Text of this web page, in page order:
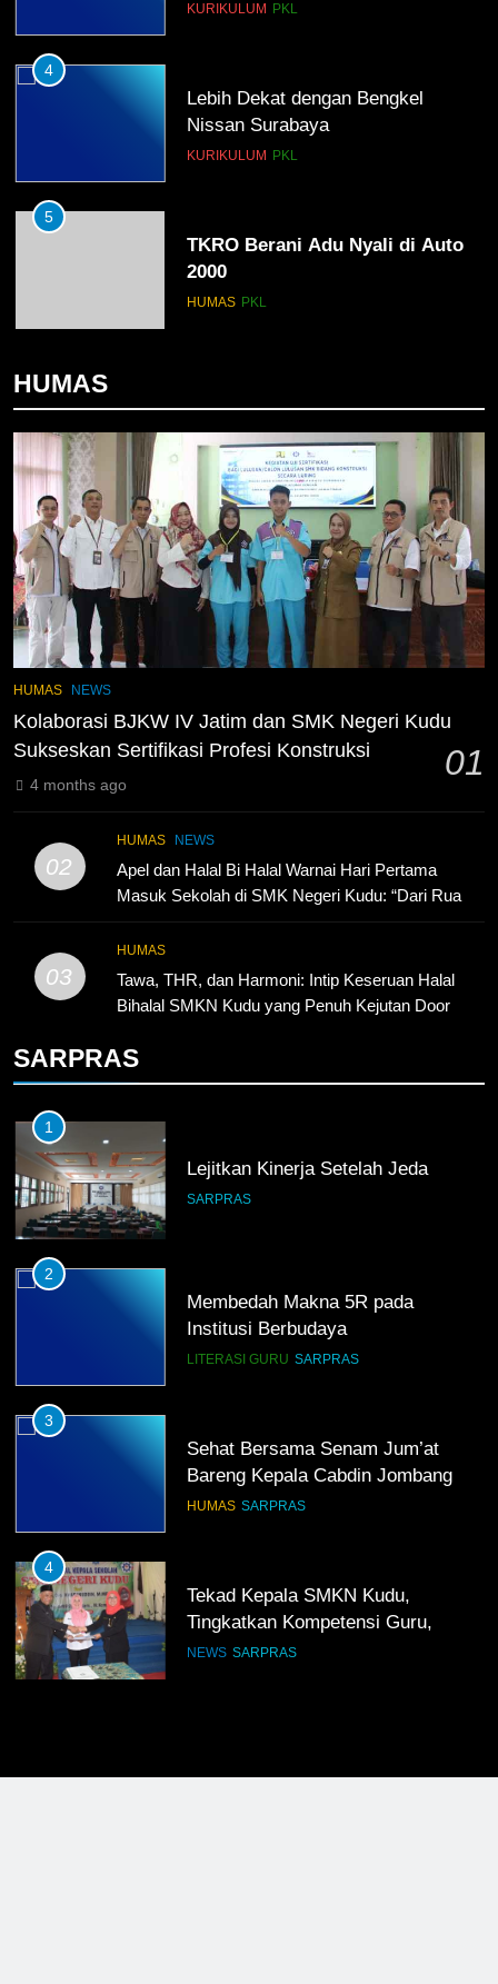
KURIKULUM PKL
4
Lebih Dekat dengan Bengkel
Nissan Surabaya
KURIKULUM PKL
5
TKRO Berani Adu Nyali di Auto
2000
HUMAS PKL
NEWS PKL
2
Membangun Komunikasi dengan
Orangtua untuk Sukseskan PKL
Kompetensi Keahlian TKRO
NEWS PKL
3
Surabaya
KURIKULUM PKL
Lebih Dekat dengan Bengkel
KURIKULUM PKL
5
TKRO Berani Adu Nyali di Auto
2000
HUMAS
HUMAS NEWS
Kolaborasi BJKW IV Jatim dan SMK Negeri Kudu
Sukseskan Sertifikasi Profesi Konstruksi
01
4 months ago
02
HUMAS NEWS
Apel dan Halal Bi Halal Warnai Hari Pertama
Masuk Sekolah di SMK Negeri Kudu: “Dari Ruang
Kelas Akan Lahir Pemimpin, Inovator, dan
Generasi Unggul”
03
HUMAS
Tawa, THR, dan Harmoni: Intip Keseruan Halal
Bihalal SMKN Kudu yang Penuh Kejutan Door
SARPRAS
1
Lejitkan Kinerja Setelah Jeda
SARPRAS
2
Membedah Makna 5R pada
Institusi Berbudaya
LITERASI GURU SARPRAS
3
Sehat Bersama Senam Jum’at
Bareng Kepala Cabdin Jombang
HUMAS SARPRAS
4
Tekad Kepala SMKN Kudu,
Tingkatkan Kompetensi Guru,
Bangun Infrastruktur IT
NEWS SARPRAS